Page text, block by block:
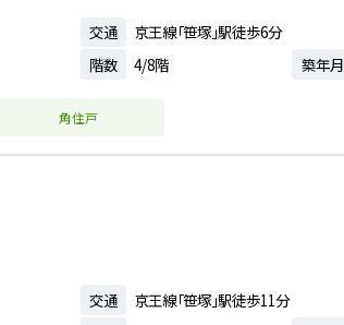
交通
京王線「笹塚」駅徒歩6分
階数 4/8階 築年月
角住戸
交通
京王線「笹塚」駅徒歩11分